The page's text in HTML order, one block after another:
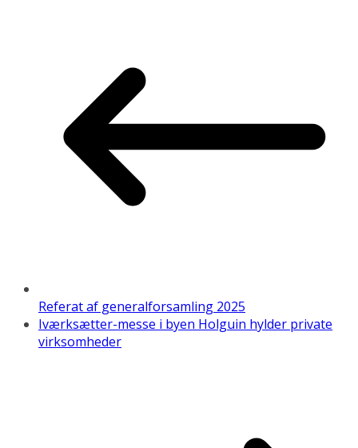
Referat af generalforsamling 2025
Iværksætter-messe i byen Holguin hylder private
virksomheder